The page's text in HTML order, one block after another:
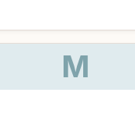
M